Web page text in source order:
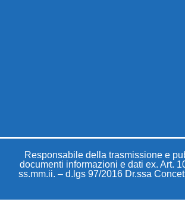
Responsabile della trasmissione e
documenti informazioni e dati ex. Art.
ss.mm.ii. – d.lgs 97/2016 Dr.ssa